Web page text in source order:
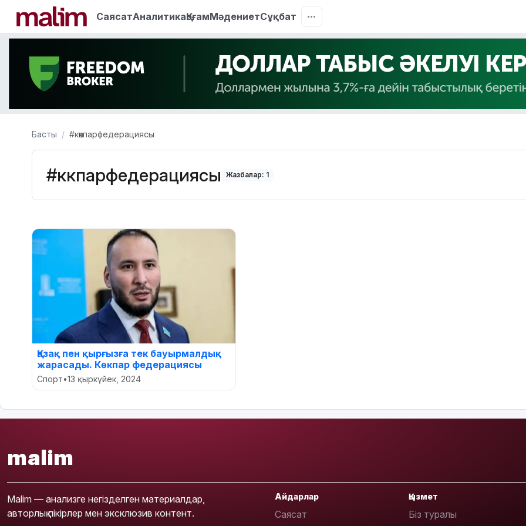
СаясатАналитикаҚоғамМәдениетСұқбат
Басты #көкпарфедерациясы
#көкпарфедерациясы Жазбалар: 1
Қазақ пен қырғызға тек бауырмалдық
жарасады. Көкпар федерациясы
Спорт•13 қыркүйек, 2024
malim
Malim — анализге негізделген материалдар,
авторлық пікірлер мен эксклюзив контент.
Айдарлар
Саясат
Қызмет
Біз туралы